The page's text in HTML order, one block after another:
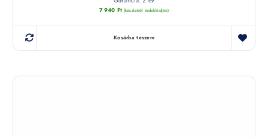
7 940 Ft (készletről érdeklődjön)
Kosárba teszem